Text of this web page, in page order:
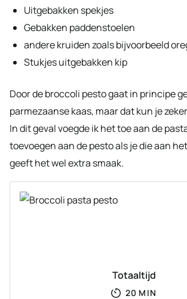
Uitgebakken spekjes
Gebakken paddenstoelen
andere kruiden zoals bijvoorbeeld
Stukjes uitgebakken kip
Door de broccoli pesto gaat in principe
parmezaanse kaas, maar dat kun je
In dit geval voegde ik het toe aan de
toevoegen aan de pesto als je die aan
geeft het wel extra smaak.
Totaaltijd
20 MINUTEN
MIN